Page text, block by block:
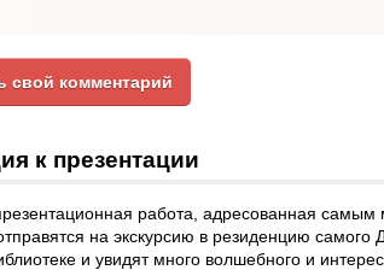
свой комментарий
к презентации
работа, адресованная
на экскурсию в резиденцию
и увидят много волшебного и